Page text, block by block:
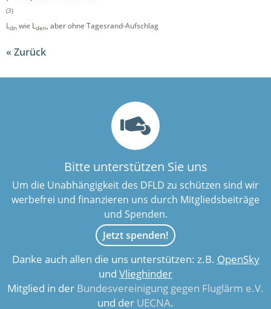
(3)
Ldn wie Lden, aber ohne Tagesrand-Aufschlag
Zurück
Bitte unterstützen Sie uns
Um die Unabhängigkeit des DFLD zu schützen sind wir
werbefrei und finanzieren uns durch Mitgliedsbeiträge
und Spenden.
Jetzt spenden!
Danke auch allen die uns unterstützen: z.B. OpenSky
und Vlieghinder
Mitglied in der Bundesvereinigung gegen Fluglärm e.V.
und der UECNA.